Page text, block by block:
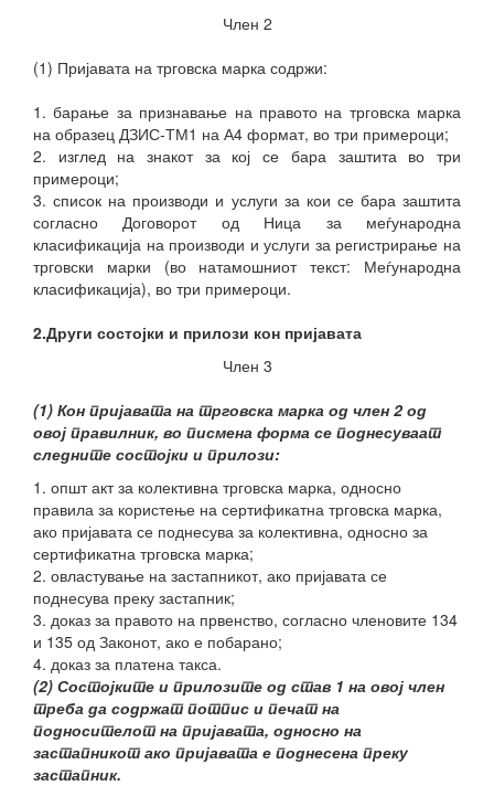
Член 2
(1) Пријавата на трговска марка содржи:
1. барање за признавање на правото на трговска марка
на образец ДЗИС-ТМ1 на А4 формат, во три примероци;
2. изглед на знакот за кој се бара заштита во три
примероци;
3. список на производи и услуги за кои се бара заштита
согласно Договорот од Ница за меѓународна
класификација на производи и услуги за регистрирање на
трговски марки (во натамошниот текст: Меѓународна
класификација), во три примероци.
2.Други состојки и прилози кон пријавата
Член 3
(1) Кон пријавата на трговска марка од член 2 од
овој правилник, во писмена форма се поднесуваат
следните состојки и прилози:
1. општ акт за колективна трговска марка, односно
правила за користење на сертификатна трговска марка,
ако пријавата се поднесува за колективна, односно за
сертификатна трговска марка;
2. овластување на застапникот, ако пријавата се
поднесува преку застапник;
3. доказ за правото на првенство, согласно членовите 134
и 135 од Законот, ако е побарано;
4. доказ за платена такса.
(2) Состојките и прилозите од став 1 на овој член
треба да содржат потпис и печат на
подносителот на пријавата, односно на
застапникот ако пријавата е поднесена преку
застапник.